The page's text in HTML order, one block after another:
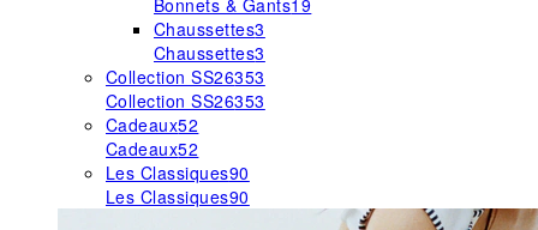
Bonnets & Gants19
Chaussettes3
Chaussettes3
Collection SS26353
Collection SS26353
Cadeaux52
Cadeaux52
Les Classiques90
Les Classiques90